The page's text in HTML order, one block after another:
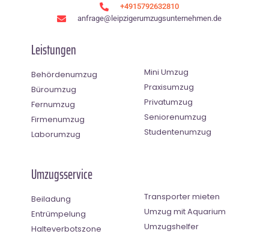
+4915792632810
anfrage@leipzigerumzugsunternehmen.de
Leistungen
Behördenumzug
Büroumzug
Fernumzug
Firmenumzug
Laborumzug
Mini Umzug
Praxisumzug
Privatumzug
Seniorenumzug
Studentenumzug
Umzugsservice
Beiladung
Entrümpelung
Halteverbotszone
Transporter mieten
Umzug mit Aquarium
Umzugshelfer